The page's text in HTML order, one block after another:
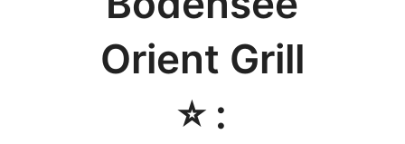
Orient Grill
⭐️ :